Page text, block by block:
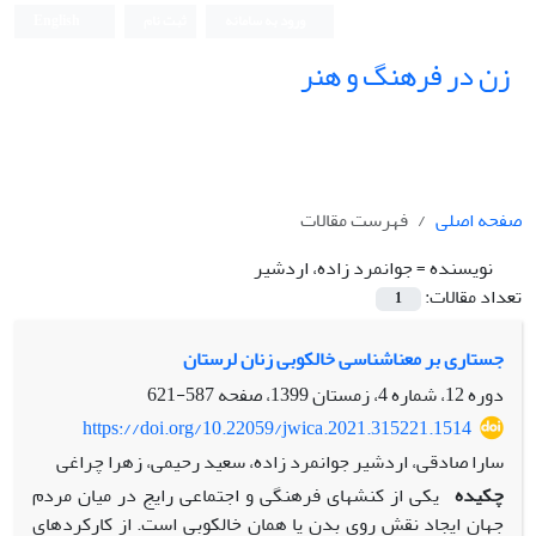
زن در فرهنگ و هنر
صفحه اصلی
فهرست مقالات
نویسنده =جوانمرد زاده، اردشیر
تعداد مقالات:
1
جستاری بر معناشناسی خالکوبی زنان لرستان
دوره 12، شماره 4، زمستان 1399، صفحه
587-621
https://doi.org/10.22059/jwica.2021.315221.1514
سارا صادقی، اردشیر جوانمرد زاده، سعید رحیمی، زهرا چراغی
چکیده یکی از کنش‏های فرهنگی و اجتماعی رایج در میان مردم
جهان ایجاد نقش روی بدن یا همان خالکوبی است. از کارکردهای